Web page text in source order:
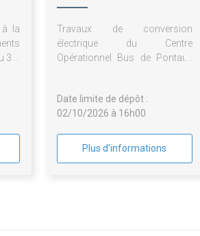
à la
33-
Travaux de conversion
électrique du Centre
Opérationnel Bus de Pontault
Date limite de dépôt :
02/10/2026 à 16h00
Plus d'informations